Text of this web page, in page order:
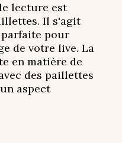
lecture est
Il s'agit
pour
de votre live. La
en matière de
des paillettes
aspect